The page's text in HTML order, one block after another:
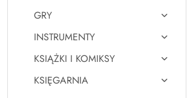
GRY
INSTRUMENTY
KSIĄŻKI I KOMIKSY
KSIĘGARNIA